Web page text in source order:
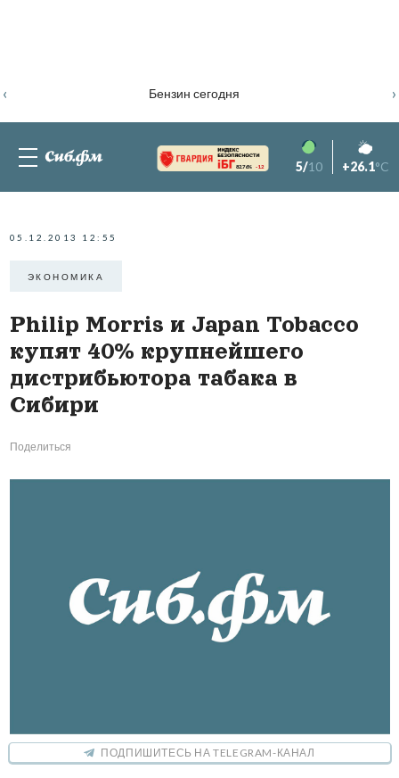
Бензин сегодня
‹ ›
82.76% -1.2 5/10 +26.1°C
05.12.2013 12:55
ЭКОНОМИКА
Philip Morris и Japan Tobaccо
купят 40% крупнейшего
дистрибьютора табака в
Сибири
Поделиться
ПОДПИШИТЕСЬ НА TELEGRAM-КАНАЛ